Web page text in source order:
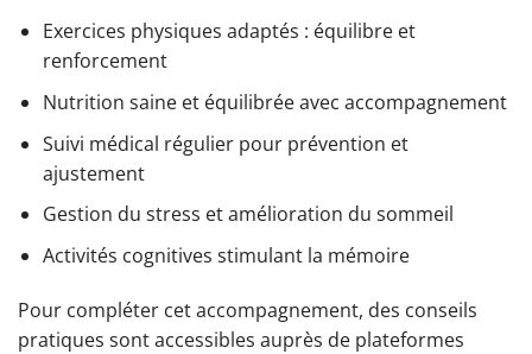
Exercices physiques adaptés : équilibre et
renforcement
Nutrition saine et équilibrée avec accompagnement
Suivi médical régulier pour prévention et
ajustement
Gestion du stress et amélioration du sommeil
Activités cognitives stimulant la mémoire
Pour compléter cet accompagnement, des conseils
pratiques sont accessibles auprès de plateformes